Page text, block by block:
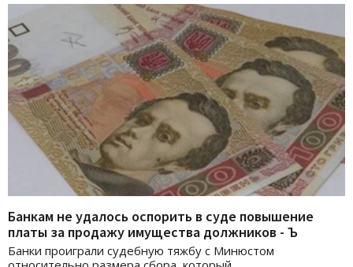
Банкам не удалось оспорить в суде повышение
платы за продажу имущества должников - Ъ
Банки проиграли судебную тяжбу с Минюстом